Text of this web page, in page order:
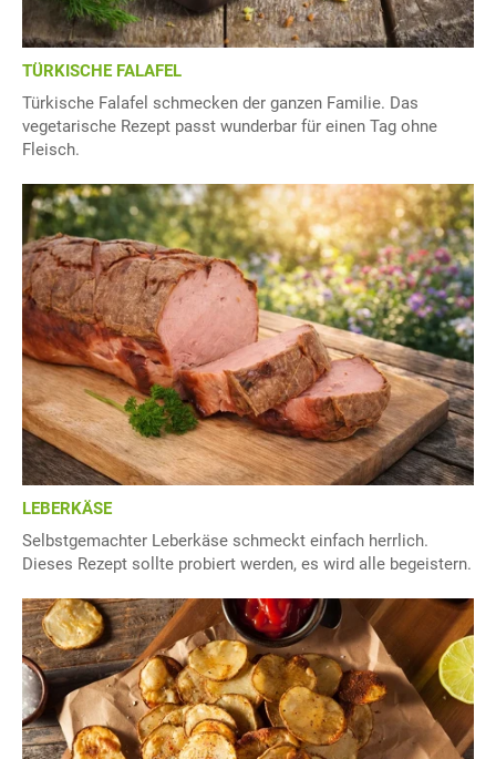
TÜRKISCHE FALAFEL
Türkische Falafel schmecken der ganzen Familie. Das
vegetarische Rezept passt wunderbar für einen Tag ohne
Fleisch.
LEBERKÄSE
Selbstgemachter Leberkäse schmeckt einfach herrlich.
Dieses Rezept sollte probiert werden, es wird alle begeistern.